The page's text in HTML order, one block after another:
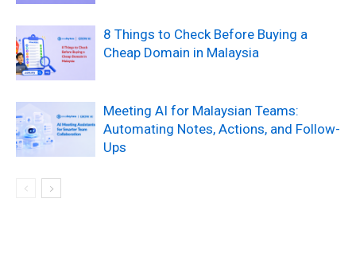
8 Things to Check Before Buying a
Cheap Domain in Malaysia
Meeting AI for Malaysian Teams:
Automating Notes, Actions, and Follow-
Ups